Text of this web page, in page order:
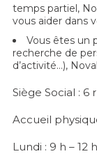
temps partiel,
vous aider dans
Vous êtes un
recherche de
d’activité…),
Siège Social : 6
Accueil
Lundi : 9 h – 12